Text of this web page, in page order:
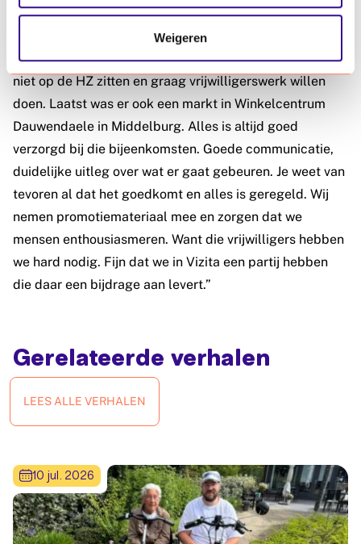
Weigeren
heb inmiddels twee keer bij HZ University of Applied
Sciences op de markt gestaan. Dan bereik je heel veel
mensen in één keer. Studenten, maar ook mensen die
niet op de HZ zitten en graag vrijwilligerswerk willen
doen. Laatst was er ook een markt in Winkelcentrum
Dauwendaele in Middelburg. Alles is altijd goed
verzorgd bij die bijeenkomsten. Goede communicatie,
duidelijke uitleg over wat er gaat gebeuren. Je weet van
tevoren al dat het goedkomt en alles is geregeld. Wij
nemen promotiemateriaal mee en zorgen dat we
mensen enthousiasmeren. Want die vrijwilligers hebben
we hard nodig. Fijn dat we in Vizita een partij hebben
die daar een bijdrage aan levert.”
Gerelateerde verhalen
LEES ALLE VERHALEN
10 jul. 2026